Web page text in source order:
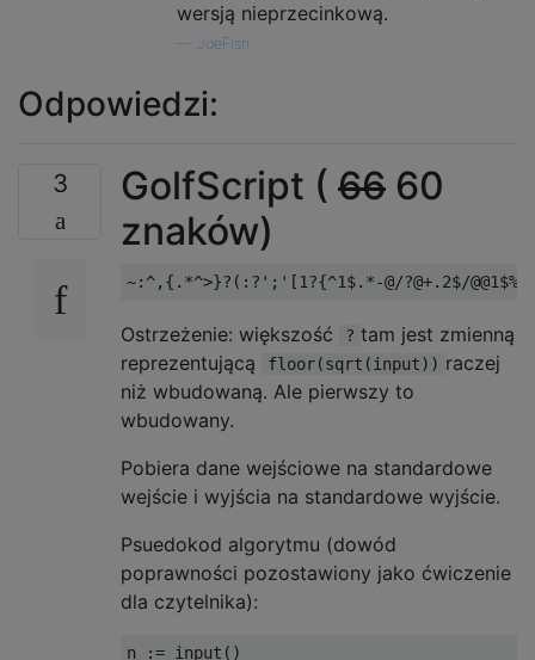
wersją nieprzecinkową.
JoeFish
Odpowiedzi:
3 GolfScript ( 66 60
znaków)
Ostrzeżenie: większość ? tam jest zmienną
reprezentującą
floor(sqrt(input)) raczej
niż wbudowaną. Ale pierwszy to
wbudowany.
Pobiera dane wejściowe na standardowe
wejście i wyjścia na standardowe wyjście.
Psuedokod algorytmu (dowód
poprawności pozostawiony jako ćwiczenie
dla czytelnika):
n := input()